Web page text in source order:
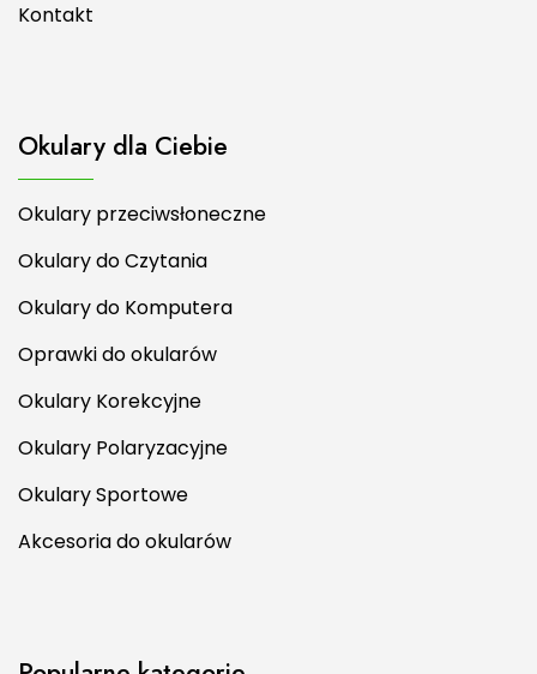
Kontakt
Okulary dla Ciebie
Okulary przeciwsłoneczne
Okulary do Czytania
Okulary do Komputera
Oprawki do okularów
Okulary Korekcyjne
Okulary Polaryzacyjne
Okulary Sportowe
Akcesoria do okularów